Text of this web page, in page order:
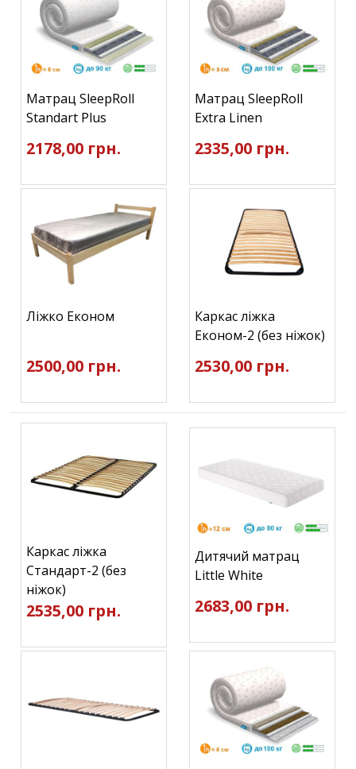
Матрац SleepRoll
Standart Plus
2178,00 грн.
Матрац SleepRoll
Extra Linen
2335,00 грн.
Ліжко Економ
2500,00 грн.
Каркас ліжка
Економ-2 (без ніжок)
2530,00 грн.
Каркас ліжка
Стандарт-2 (без
ніжок)
2535,00 грн.
Дитячий матрац
Little White
2683,00 грн.